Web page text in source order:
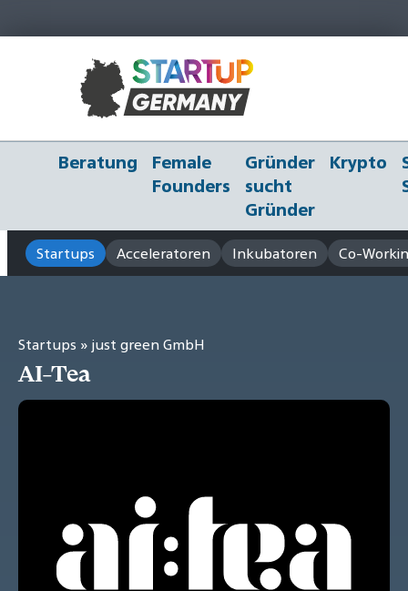
Beratung
Female
Founders
Gründer
sucht
Gründer
Krypto
Startups Acceleratoren Inkubatoren Co-
Startups » just green GmbH
AI-Tea